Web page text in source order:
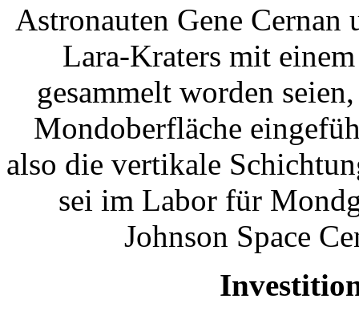
Astronauten Gene Cernan
Lara-Kraters mit
gesammelt worden
Mondoberfläche
also die vertikale
sei im Labor für
Johnson Space